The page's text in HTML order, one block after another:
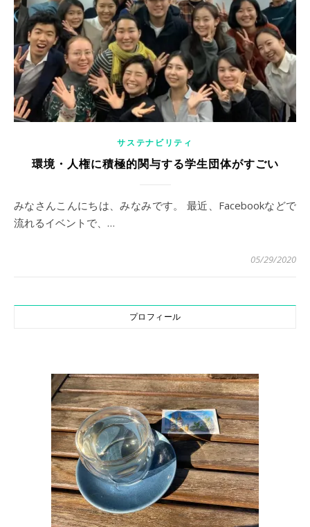
サステナビリティ
環境・人権に積極的関与する学生団体がすごい
みなさんこんにちは、みなみです。 最近、Facebookなどで
流れるイベントで、…
05/29/2020
プロフィール